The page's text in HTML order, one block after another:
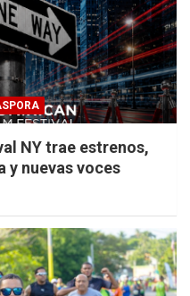
NY trae estrenos,
y nuevas voces